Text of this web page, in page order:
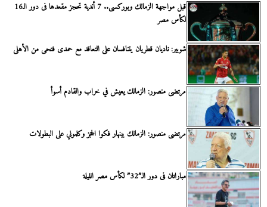
قبل مواجهة الزمالك وبوركسى.. 7 أندية تحجز مقعدها فى دور الـ16
لكأس مصر
شوبير: ناديان قطريان يتنافسان على التعاقد مع حمدى فتحى من الأهلى
مرتضى منصور: الزمالك يعيش في خراب والقادم أسوأ
مرتضى منصور: الزمالك بينهار فكوا الحجز وكلموني على البطولات
مباراتان فى دور الـ”32” لكأس مصر الليلة